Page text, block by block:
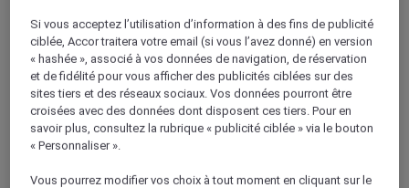
vous propose une sélection de délices du monde
entier. Profitez des alléchants postes de cuisson
ouverts ainsi que d'une carte misant sur le
développement durable composée de spécialités
internationales et de plats à base de crustacés et de
poissons locaux. Vous pourrez également déguster
toutes les saveurs du Sankofa à l'ombre de notre
pergola sur la terrasse.
Si vous acceptez l’utilisation d’information à des fins de publicité
ciblée, Accor traitera votre email (si vous l’avez donné) en version
« hashée », associé à vos données de navigation, de réservation
et de fidélité pour vous afficher des publicités ciblées sur des
sites tiers et des réseaux sociaux. Vos données pourront être
croisées avec des données dont disposent ces tiers. Pour en
savoir plus, consultez la rubrique « publicité ciblée » via le bouton
« Personnaliser ».
Vous pourrez modifier vos choix à tout moment en cliquant sur le